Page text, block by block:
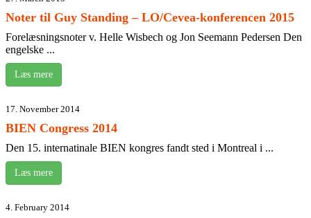
Noter til Guy Standing – LO/Cevea-konferencen 2015
Forelæsningsnoter v. Helle Wisbech og Jon Seemann Pedersen Den
engelske ...
Læs mere
17. November 2014
BIEN Congress 2014
Den 15. internatinale BIEN kongres fandt sted i Montreal i ...
Læs mere
4. February 2014